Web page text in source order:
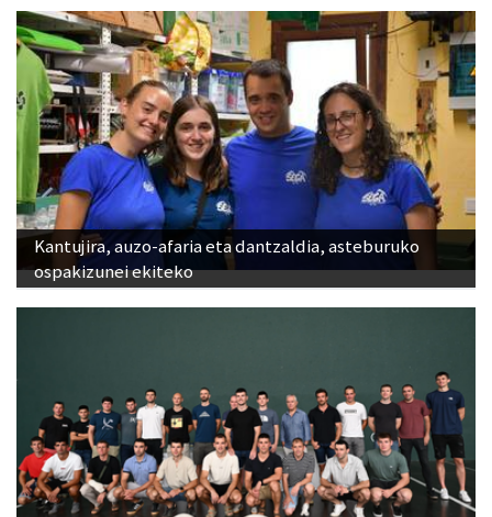
Kantujira, auzo-afaria eta dantzaldia, asteburuko
ospakizunei ekiteko